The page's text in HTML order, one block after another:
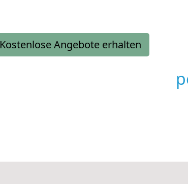
Kostenlose Angebote erhalten